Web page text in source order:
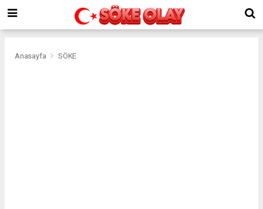
Anasayfa SÖKE